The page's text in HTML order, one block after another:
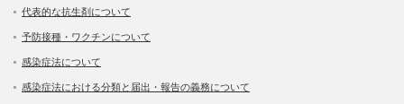
代表的な抗生剤について
予防接種・ワクチンについて
感染症法について
感染症法における分類と届出・報告の義務について